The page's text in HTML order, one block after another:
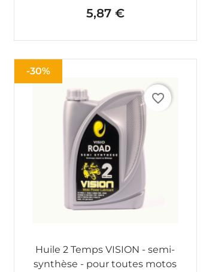
Prix
5,87 €
-30%
favorite_border
Huile 2 Temps VISION - semi-
synthèse - pour toutes motos